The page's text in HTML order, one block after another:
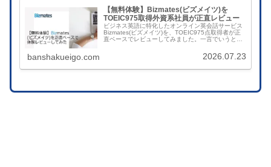
【無料体験】Bizmates(ビズメイツ)を
TOEIC975取得外資系社員が正直レビュー
ビジネス英語に特化したオンライン英会話サービス
Bizmates(ビズメイツ)を、TOEIC975点取得者が正
直ベースでレビューしてみました。一言でいうと、
ど、十分ペイすると思います。その根拠をひとつず
banshakueigo.com 2026.07.23